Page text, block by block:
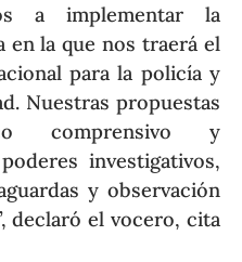
a implementar la
en la que nos traerá el
para la policía y
Nuestras propuestas
comprensivo y
investigativos,
y observación
declaró el vocero, cita